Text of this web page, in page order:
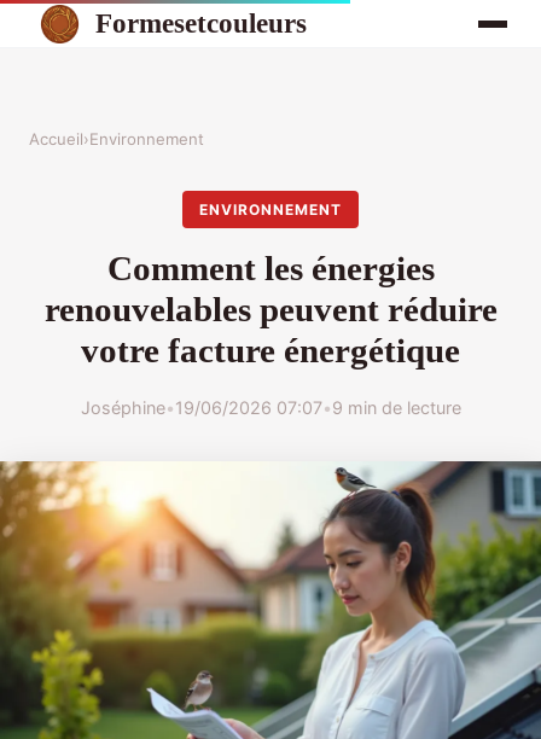
Formesetcouleurs
Accueil›Environnement
ENVIRONNEMENT
Comment les énergies
renouvelables peuvent réduire
votre facture énergétique
Joséphine•19/06/2026 07:07•9 min de lecture